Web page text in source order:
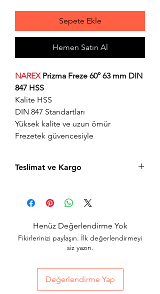
Sepete Ekle
Hemen Satın Al
NAREX Prizma Freze 60° 63 mm DIN
847 HSS
Kalite HSS
DIN 847 Standartları
Yüksek kalite ve uzun ömür
Frezetek güvencesiyle
Teslimat ve Kargo
siparişler aynı gün içerisinde kargolanır.
Acil siparişlerinizde, İstanbul Avrupa
hızlı teslimat seçeneğimiz bulunmaktadır,
sepet sayfasında teslimat seçimini
Henüz Değerlendirme Yok
Fikirlerinizi paylaşın. İlk değerlendirmeyi
siz yazın.
Değerlendirme Yap